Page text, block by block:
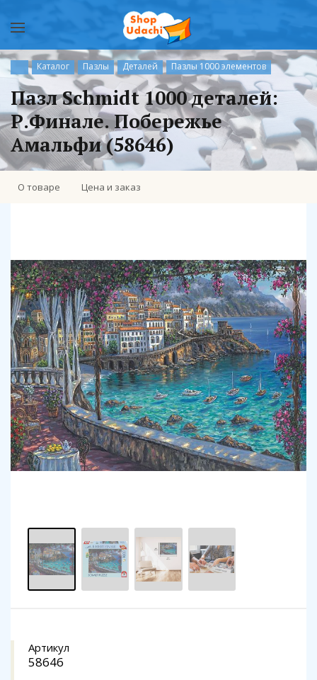
Каталог Пазлы Деталей Пазлы 1000 элементов
Пазл Schmidt 1000 деталей:
Р.Финале. Побережье
Амальфи (58646)
О товаре Цена и заказ
Артикул
58646